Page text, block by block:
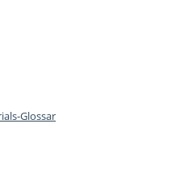
Glossar